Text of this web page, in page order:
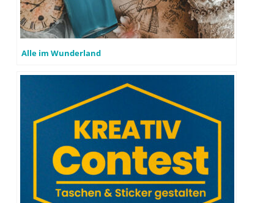
auf, die Farbe aufzuhalten, die gerade zutrifft (rot = passt
mir gar nicht, grün = passt super).
Alle im Wunderland